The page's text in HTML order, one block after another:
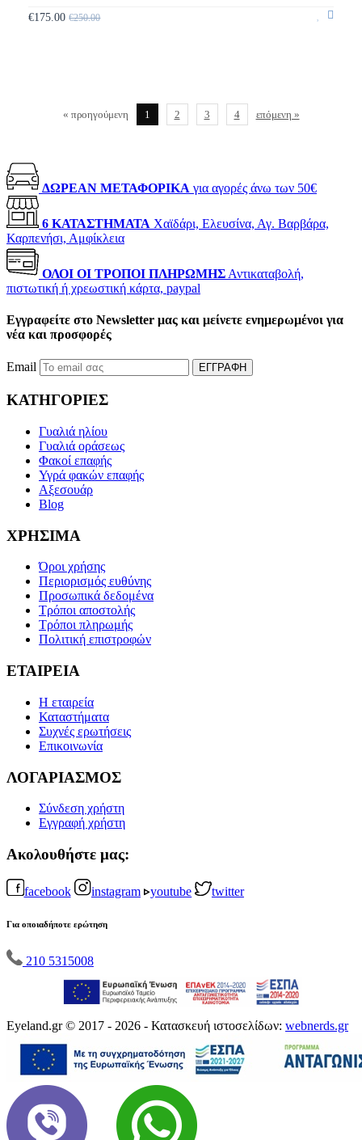
€175.00€250.00
« προηγούμενη 1 2 3 4 επόμενη »
ΔΩΡΕΑΝ ΜΕΤΑΦΟΡΙΚΑ για αγορές άνω των 50€
6 ΚΑΤΑΣΤΗΜΑΤΑ Χαϊδάρι, Ελευσίνα, Αγ. Βαρβάρα,
Καρπενήσι, Αμφίκλεια
ΟΛΟΙ ΟΙ ΤΡΟΠΟΙ ΠΛΗΡΩΜΗΣ Αντικαταβολή,
πιστωτική ή χρεωστική κάρτα, paypal
Εγγραφείτε στο Newsletter μας και μείνετε ενημερωμένοι για
νέα και προσφορές
Email ΕΓΓΡΑΦΗ
ΚΑΤΗΓΟΡΙΕΣ
Γυαλιά ηλίου
Γυαλιά οράσεως
Φακοί επαφής
Υγρά φακών επαφής
Αξεσουάρ
Blog
ΧΡΗΣΙΜΑ
Όροι χρήσης
Περιορισμός ευθύνης
Προσωπικά δεδομένα
Τρόποι αποστολής
Τρόποι πληρωμής
Πολιτική επιστροφών
ΕΤΑΙΡΕΙΑ
Η εταιρεία
Καταστήματα
Συχνές ερωτήσεις
Επικοινωνία
ΛΟΓΑΡΙΑΣΜΟΣ
Σύνδεση χρήστη
Εγγραφή χρήστη
Ακολουθήστε μας:
facebook instagram youtube twitter
Για οποιαδήποτε ερώτηση
210 5315008
Eyeland.gr © 2017 - 2026 - Κατασκευή ιστοσελίδων: webnerds.gr